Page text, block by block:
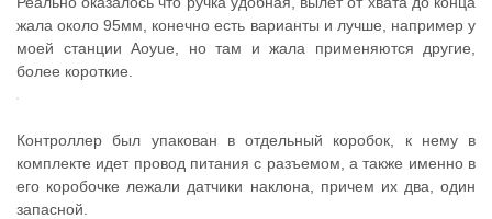
жала около 95мм, конечно есть варианты и лучше, например у
моей станции Aoyue, но там и жала применяются другие,
более короткие.
Контроллер был упакован в отдельный коробок, к нему в
комплекте идет провод питания с разъемом, а также именно в
его коробочке лежали датчики наклона, причем их два, один
запасной.